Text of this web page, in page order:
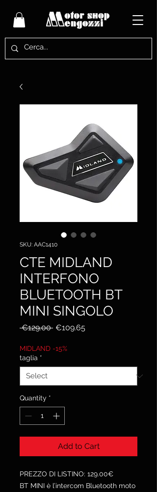
SKU: AAC1410
CTE MIDLAND
INTERFONO
BLUETOOTH BT
MINI SINGOLO
€129.00 Regular
€109.65Sale
MIDLAND -15%
taglia *
Quantity *
Add to Cart
PREZZO DI LISTINO: 129.00€
BT MINI è l’intercom Bluetooth moto